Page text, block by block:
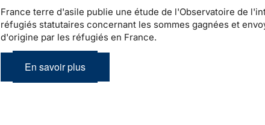
France terre d'asile publie une étude de l'Observatoire de
réfugiés statutaires concernant les sommes gagnées et
d'origine par les réfugiés en France.
En savoir plus